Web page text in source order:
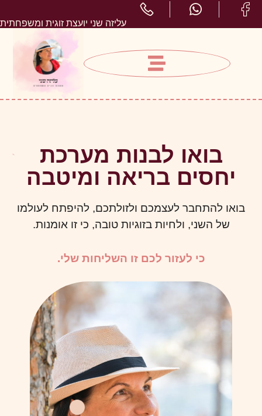
עליזה שני יועצת זוגית ומשפחתית
בואו לבנות מערכת
יחסים בריאה ומיטבה
בואו להתחבר לעצמכם ולזולתכם, להיפתח לעולמו
של השני, ולחיות בזוגיות טובה, כי זו אומנות.
כי לעזור לכם זו השליחות שלי.